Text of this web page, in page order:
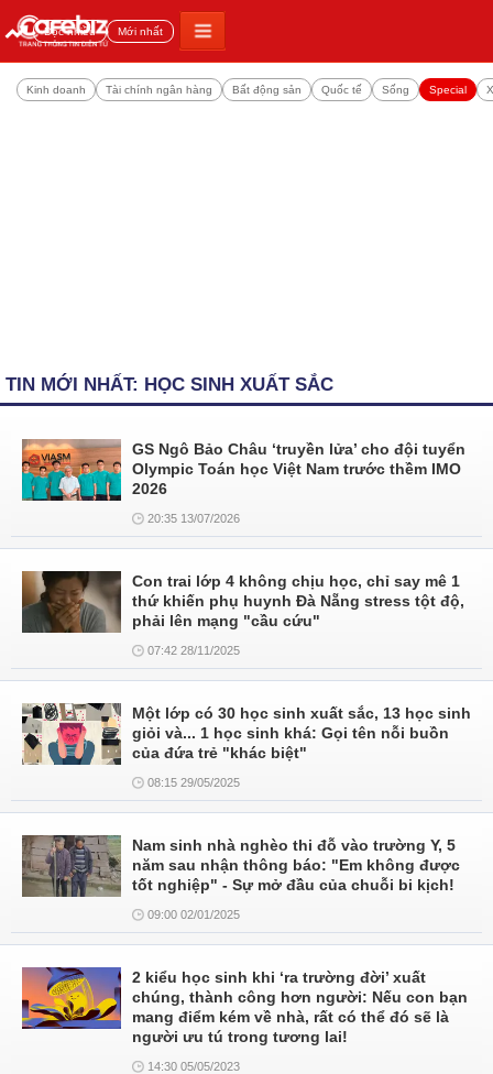
Đọc nhiều Mới nhất
Kinh doanh Tài chính ngân hàng Bất động sản Quốc tế Sống Special
TIN MỚI NHẤT: HỌC SINH XUẤT SẮC
GS Ngô Bảo Châu ‘truyền lửa’ cho đội tuyển
Olympic Toán học Việt Nam trước thềm IMO
2026
20:35 13/07/2026
Con trai lớp 4 không chịu học, chỉ say mê 1
thứ khiến phụ huynh Đà Nẵng stress tột độ,
phải lên mạng "cầu cứu"
07:42 28/11/2025
Một lớp có 30 học sinh xuất sắc, 13 học sinh
giỏi và... 1 học sinh khá: Gọi tên nỗi buồn
của đứa trẻ "khác biệt"
08:15 29/05/2025
Nam sinh nhà nghèo thi đỗ vào trường Y, 5
năm sau nhận thông báo: "Em không được
tốt nghiệp" - Sự mở đầu của chuỗi bi kịch!
09:00 02/01/2025
2 kiểu học sinh khi ‘ra trường đời’ xuất
chúng, thành công hơn người: Nếu con bạn
mang điểm kém về nhà, rất có thể đó sẽ là
người ưu tú trong tương lai!
14:30 05/05/2023